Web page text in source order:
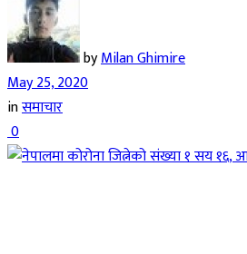
byMilan Ghimire
May 25, 2020
inसमाचार
0